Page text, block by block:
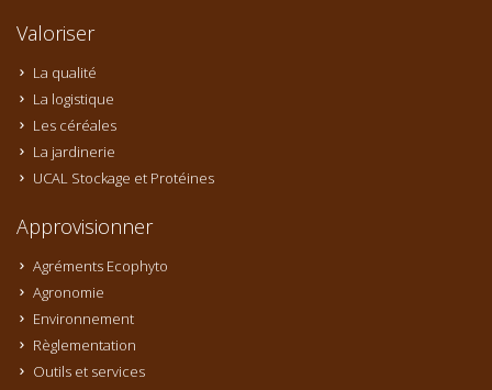
Valoriser
La qualité
La logistique
Les céréales
La jardinerie
UCAL Stockage et Protéines
Approvisionner
Agréments Ecophyto
Agronomie
Environnement
Règlementation
Outils et services